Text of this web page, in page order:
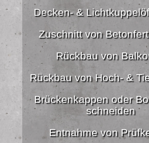
Decken- &
Zuschnitt von
Rückbau von
Rückbau von Hoch- &
Brückenkappen oder
schneiden
Entnahme von